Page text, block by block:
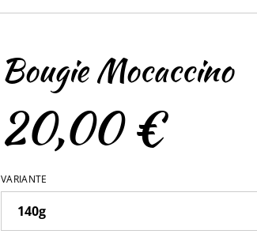
Bougie Mocaccino
20,00 €
VARIANTE